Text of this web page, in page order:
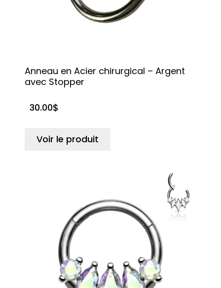
Anneau en Acier chirurgical – Argent
avec Stopper
30.00$
Voir le produit